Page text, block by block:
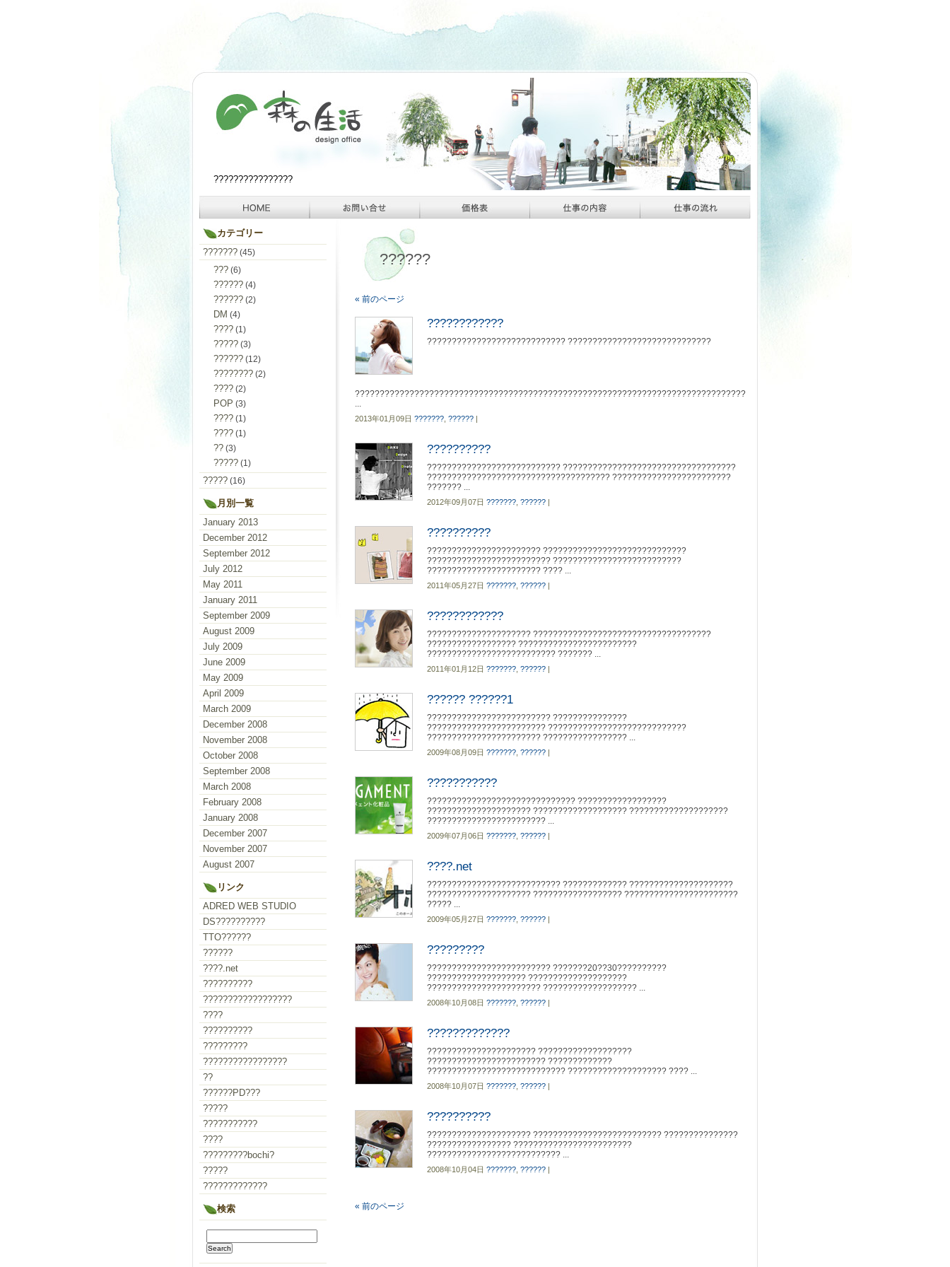
????????????????
??????
« 前のページ
????????????
???????????????????????????? ?????????????????????????????
???????????????????????????????????????????????????????????????????????????????
...
2013年01月09日 ??????? ?????? |
??????????
??????????????????????????? ???????????????????????????????????
????????????????????????????????????? ????????????????????????
??????? ...
2012年09月07日 ??????? ?????? |
??????????
??????????????????????? ?????????????????????????????
????????????????????????? ??????????????????????????
??????????????????????? ???? ...
2011年05月27日 ??????? ?????? |
????????????
????????????????????? ????????????????????????????????????
?????????????????? ????????????????????????
?????????????????????????? ??????? ...
2011年01月12日 ??????? ?????? |
?????? ??????1
????????????????????????? ???????????????
???????????????????????? ????????????????????????????
??????????????????????? ????????????????? ...
2009年08月09日 ??????? ?????? |
???????????
?????????????????????????????? ??????????????????
????????????????????? ??????????????????? ????????????????????
???????????????????????? ...
2009年07月06日 ??????? ?????? |
????.net
??????????????????????????? ????????????? ?????????????????????
????????????????????? ?????????????????? ???????????????????????
????? ...
2009年05月27日 ??????? ?????? |
?????????
????????????????????????? ???????20??30??????????
???????????????????? ????????????????????
??????????????????????? ??????????????????? ...
2008年10月08日 ??????? ?????? |
?????????????
?????????????????????? ???????????????????
???????????????????????? ?????????????
???????????????????????????? ???????????????????? ???? ...
2008年10月07日 ??????? ?????? |
??????????
????????????????????? ?????????????????????????? ???????????????
????????????????? ????????????????????????
??????????????????????????? ...
2008年10月04日 ??????? ?????? |
« 前のページ
カテゴリー
??????? (45)
??? (6)
?????? (4)
?????? (2)
DM (4)
???? (1)
????? (3)
?????? (12)
???????? (2)
???? (2)
POP (3)
???? (1)
???? (1)
?? (3)
????? (1)
????? (16)
月別一覧
January 2013
December 2012
September 2012
July 2012
May 2011
January 2011
September 2009
August 2009
July 2009
June 2009
May 2009
April 2009
March 2009
December 2008
November 2008
October 2008
September 2008
March 2008
February 2008
January 2008
December 2007
November 2007
August 2007
リンク
ADRED WEB STUDIO
DS??????????
TTO??????
??????
????.net
??????????
??????????????????
????
??????????
?????????
?????????????????
??
??????PD???
?????
???????????
????
?????????bochi?
?????
?????????????
検索